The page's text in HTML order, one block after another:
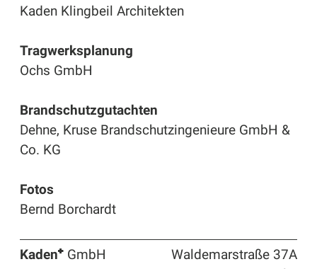
Kaden Klingbeil Architekten
Tragwerksplanung
Ochs GmbH
Brandschutzgutachten
Dehne, Kruse Brandschutzingenieure GmbH &
Co. KG
Fotos
Bernd Borchardt
Kaden⁺ GmbH
Waldemarstraße 37A